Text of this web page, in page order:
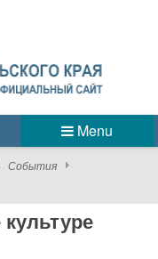
Menu
События